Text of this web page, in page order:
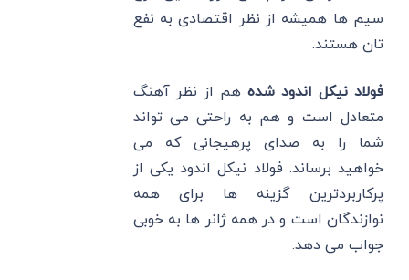
سیم ها همیشه از نظر اقتصادی به نفع
تان هستند.
فولاد نیکل اندود شده هم از نظر آهنگ
متعادل است و هم به راحتی می تواند
شما را به صدای پرهیجانی که می
خواهید برساند. فولاد نیکل اندود یکی از
پرکاربردترین گزینه ها برای همه
نوازندگان است و در همه ژانر ها به خوبی
جواب می دهد.